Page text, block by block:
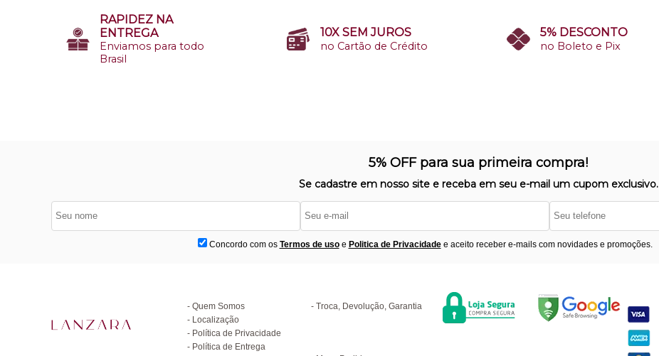
RAPIDEZ NA
ENTREGA
Enviamos para todo
Brasil
10X SEM JUROS
no Cartão de Crédito
5% DESCONTO
no Boleto e Pix
5% OFF para sua primeira compra!
Se cadastre em nosso site e receba em seu e-mail um cupom exclusivo.
Concordo com os Termos de usoe Politica de Privacidadee aceito receber e-mails com novidades e promoções.
Quem Somos
Localização
Política de Privacidade
Política de Entrega
Troca, Devolução, Garantia